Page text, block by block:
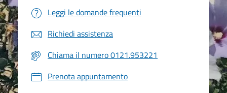
Leggi le domande frequenti
Richiedi assistenza
Chiama il numero 0121.953221
Prenota appuntamento